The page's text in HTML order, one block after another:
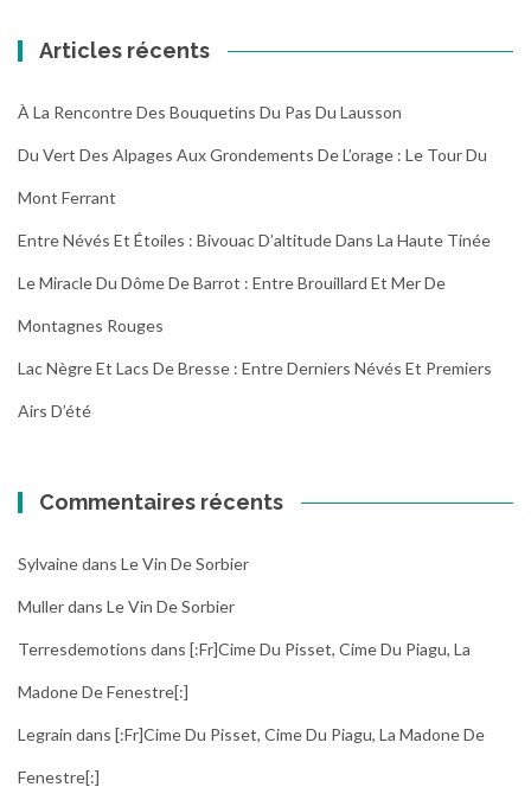
Articles récents
À La Rencontre Des Bouquetins Du Pas Du Lausson
Du Vert Des Alpages Aux Grondements De L’orage : Le Tour Du
Mont Ferrant
Entre Névés Et Étoiles : Bivouac D’altitude Dans La Haute Tinée
Le Miracle Du Dôme De Barrot : Entre Brouillard Et Mer De
Montagnes Rouges
Lac Nègre Et Lacs De Bresse : Entre Derniers Névés Et Premiers
Airs D’été
Commentaires récents
Sylvainedans Le Vin De Sorbier
Mullerdans Le Vin De Sorbier
Terresdemotions dans [:fr]Cime Du Pisset, Cime Du Piagu, La
Madone De Fenestre[:]
Legrain dans [:fr]Cime Du Pisset, Cime Du Piagu, La Madone De
Fenestre[:]